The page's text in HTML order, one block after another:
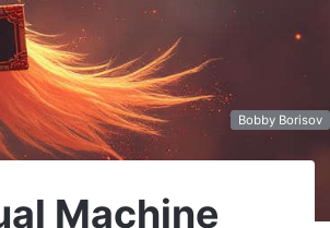
Bobby Borisov
Machine